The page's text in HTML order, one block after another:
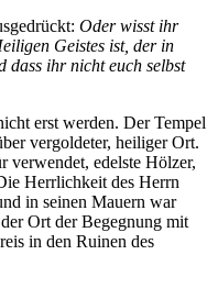
Oder wisst ihr
Geistes ist, der in
dass ihr nicht euch selbst
erst werden. Der Tempel
vergoldeter, heiliger Ort.
verwendet, edelste Hölzer,
Herrlichkeit des Herrn
in seinen Mauern war
Ort der Begegnung mit
in den Ruinen des